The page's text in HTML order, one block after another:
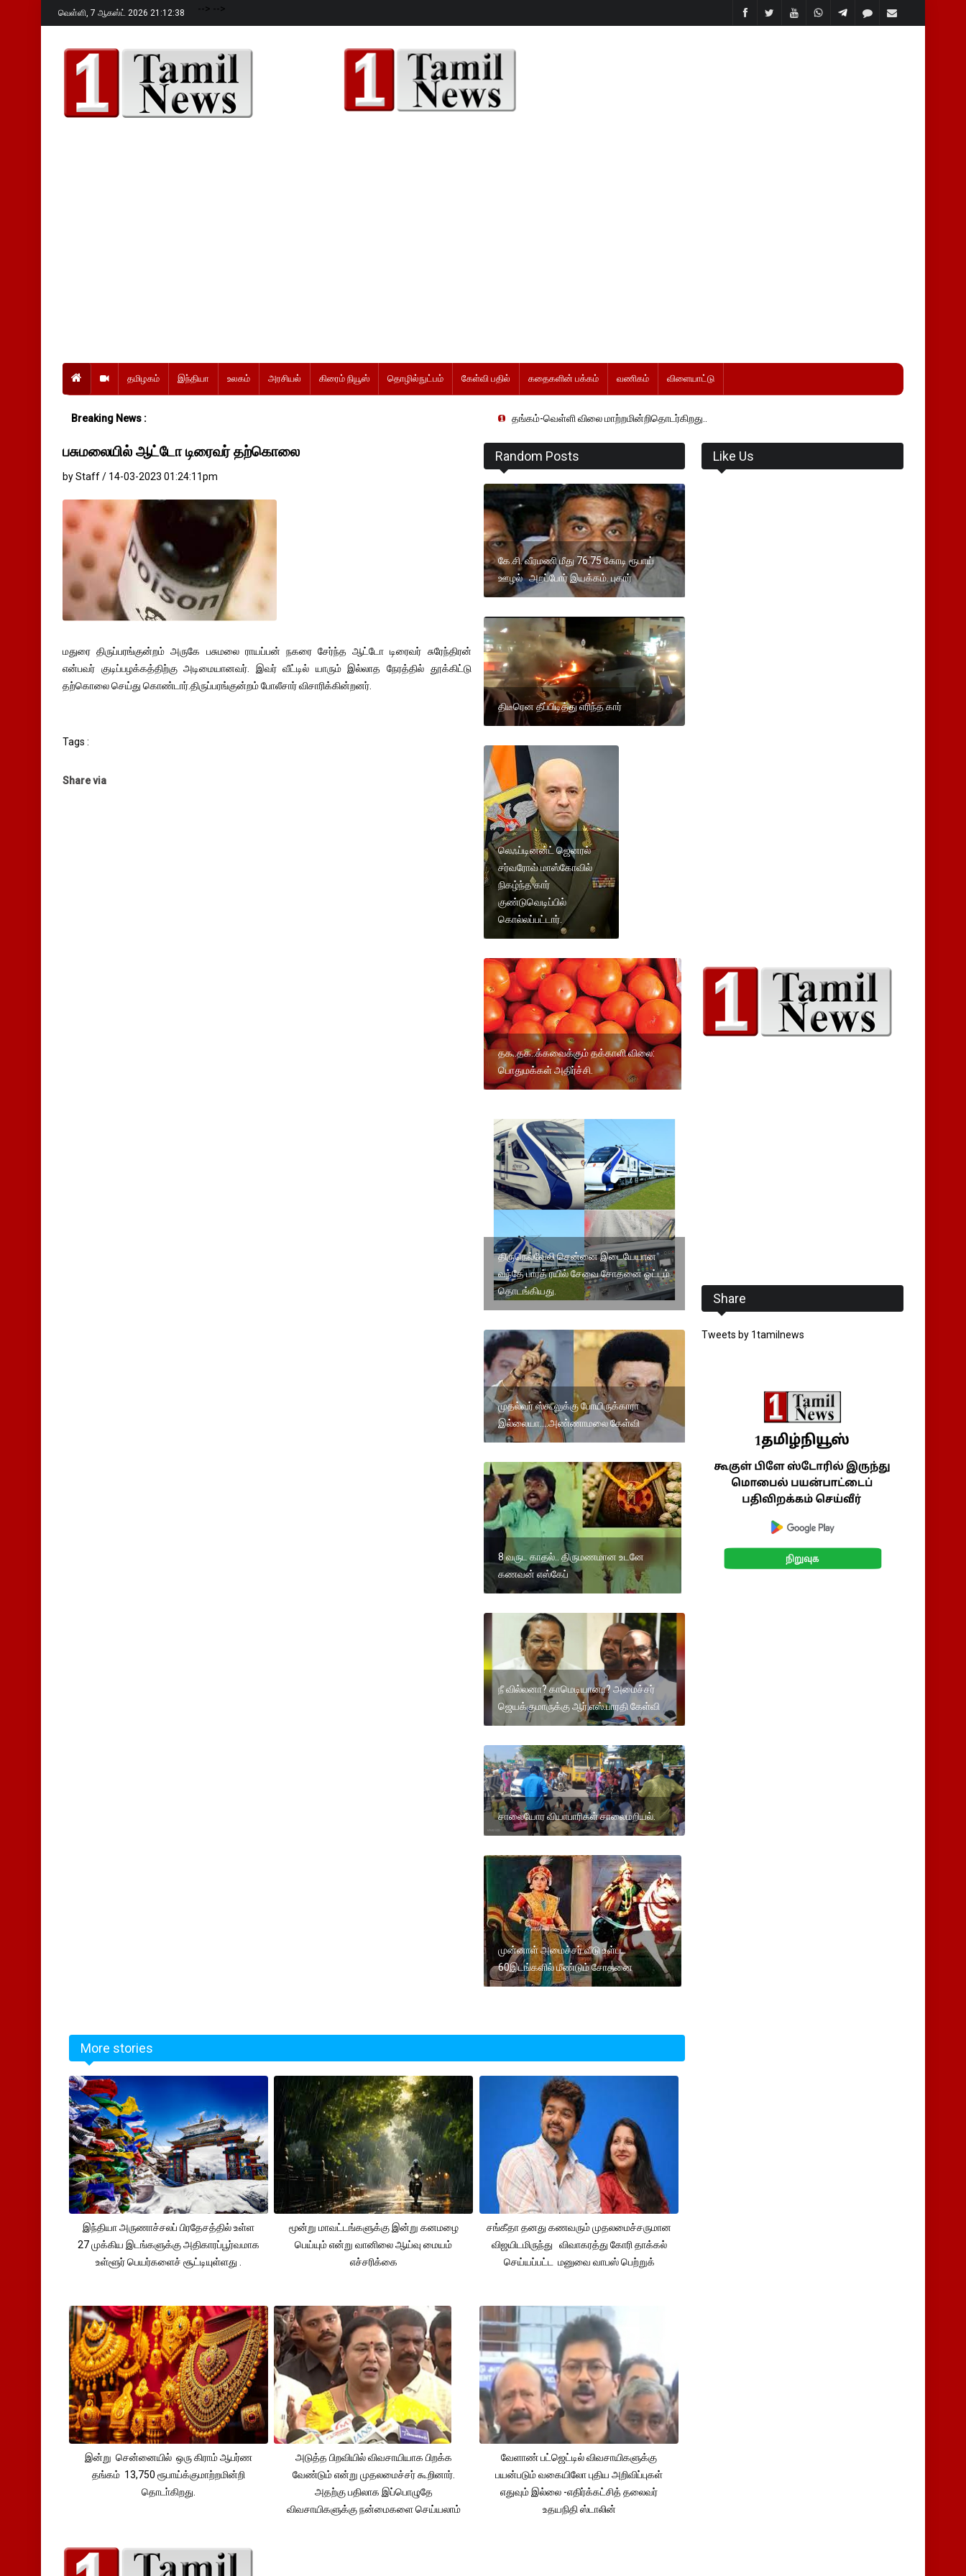
வெள்ளி, 7 ஆகஸ்ட் 2026 21:12:39 --> -->
தமிழகம் இந்தியா உலகம் அரசியல் கிரைம் நியூஸ் தொழில்நுட்பம் கேள்வி பதில் கதைகளின் பக்கம் வணிகம் விளையாட்டு
Breaking News : தங்கம்-வெள்ளி விலை மாற்றமின்றிதொடர்கிறது..
பசுமலையில் ஆட்டோ டிரைவர் தற்கொலை
by Staff / 14-03-2023 01:24:11pm
மதுரை திருப்பரங்குன்றம் அருகே பசுமலை ராயப்பன் நகரை சேர்ந்த ஆட்டோ டிரைவர் சுரேந்திரன்
என்பவர் குடிப்பழக்கத்திற்கு அடிமையானவர். இவர் வீட்டில் யாரும் இல்லாத நேரத்தில் தூக்கிட்டு
தற்கொலை செய்து கொண்டார்.திருப்பரங்குன்றம் போலீசார் விசாரிக்கின்றனர்.
Tags :
Share via
Random Posts
கே.சி. வீரமணி மீது 76.75 கோடி ரூபாய்
ஊழல் அறப்போர் இயக்கம். புகார்
திடீரென தீப்பிடித்து எரிந்த கார்
லெஃப்டினன்ட் ஜெனரல்
சர்வரோவ் மாஸ்கோவில்
நிகழ்ந்த கார்
குண்டுவெடிப்பில்
கொல்லப்பட்டார்.
தக..தக..க்கவைக்கும் தக்காளி விலை:
பொதுமக்கள் அதிர்ச்சி.
திருநெல்வேலி சென்னை இடையேயான
வந்தே பாரத் ரயில் சேவை சோதனை ஓட்டம்
தொடங்கியது.
முதல்வர் ஸ்கூலுக்கு போயிருக்காரா
இல்லையா....அண்ணாமலை கேள்வி
8 வருட காதல்.. திருமணமான உடனே
கணவன் எஸ்கேப்
நீ வில்லனா? காமெடியானா? அமைச்சர்
ஜெயக்குமாருக்கு ஆர்.எஸ்.பாரதி கேள்வி
சாலையோர வியாபாரிகள் சாலைமறியல்.
முன்னாள் அமைச்சர் வீடு உள்பட
60இடங்களில் மீண்டும் சோதனை
More stories
இந்தியா அருணாச்சலப் பிரதேசத்தில் உள்ள
27 முக்கிய இடங்களுக்கு அதிகாரப்பூர்வமாக
உள்ளூர் பெயர்களைச் சூட்டியுள்ளது .
மூன்று மாவட்டங்களுக்கு இன்று கனமழை
பெய்யும் என்று வானிலை ஆய்வு மையம்
எச்சரிக்கை
சங்கீதா தனது கணவரும் முதலமைச்சருமான
விஜயிடமிருந்து விவாகரத்து கோரி தாக்கல்
செய்யப்பட்ட மனுவை வாபஸ் பெற்றுக்
இன்று சென்னையில் ஒரு கிராம் ஆபர்ண
தங்கம் 13,750 ரூபாய்க்குமாற்றமின்றி
தொடா்கிறது.
அடுத்த பிறவியில் விவசாயியாக பிறக்க
வேண்டும் என்று முதலமைச்சர் கூறினார்.
அதற்கு பதிலாக இப்பொழுதே
விவசாயிகளுக்கு நன்மைகளை செய்யலாம்
வேளாண் பட்ஜெட்டில் விவசாயிகளுக்கு
பயன்படும் வகையிலோ புதிய அறிவிப்புகள்
எதுவும் இல்லை -எதிர்க்கட்சித் தலைவர்
உதயநிதி ஸ்டாலின்
Like Us
Share
Tweets by 1tamilnews